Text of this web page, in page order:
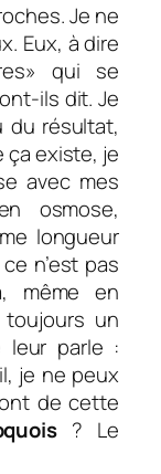
Je ne
Eux, à dire
qui se
ils dit. Je
du résultat,
ça existe, je
avec mes
osmose,
longueur
n’est pas
même en
un
leur parle :
je ne peux
de cette
? Le